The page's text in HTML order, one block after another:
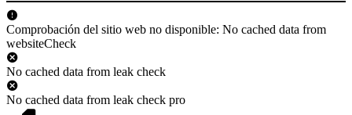
Comprobación del sitio web no disponible: No cached data from
websiteCheck
No cached data from leak check
No cached data from leak check pro